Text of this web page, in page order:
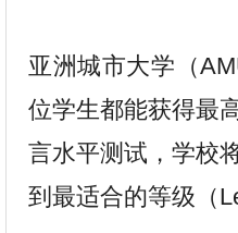
亚洲城市大学（
位学生都能获得最
言水平测试，学校
到最适合的等级（